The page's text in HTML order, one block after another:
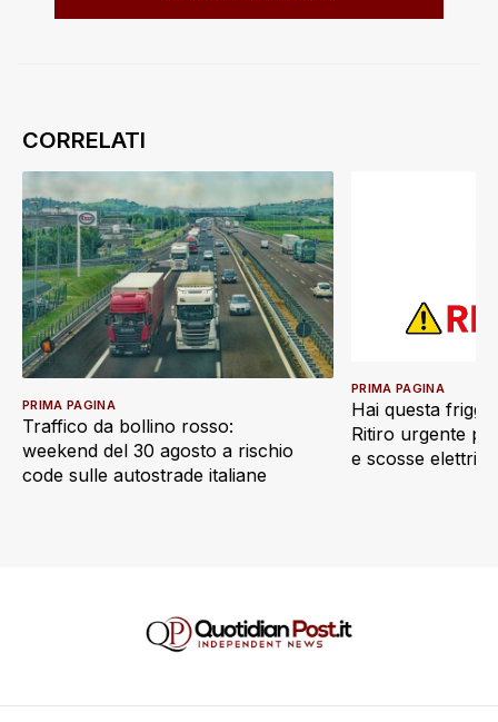
Traffico da bollino rosso:
weekend del 30 agosto a rischio
code sulle autostrade italiane
PRIMA PAGINA
Hai questa
Ritiro urgente
e scosse
PRIMA PAGINA